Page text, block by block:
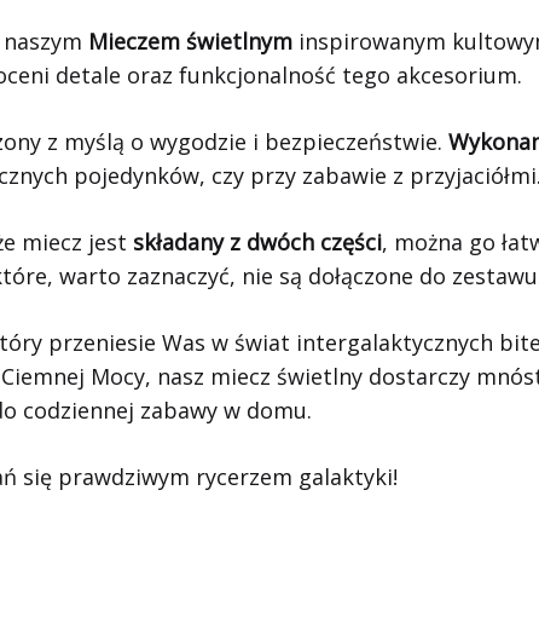
Mieczem świetlnym inspirowanym
detale oraz funkcjonalność tego akcesorium.
z myślą o wygodzie i bezpieczeństwie.
pojedynków, czy przy zabawie z przyjaciółmi.
miecz jest składany z dwóch części, można go
warto zaznaczyć, nie są dołączone do
przeniesie Was w świat intergalaktycznych
Mocy, nasz miecz świetlny dostarczy
codziennej zabawy w domu.
się prawdziwym rycerzem galaktyki!